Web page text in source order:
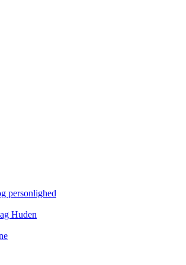
personlighed
Huden